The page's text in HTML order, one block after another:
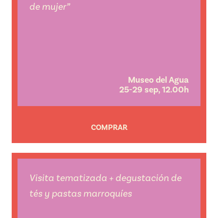
de mujer”
Museo del Agua
25-29 sep, 12.00h
COMPRAR
Visita tematizada + degustación de
tés y pastas marroquíes